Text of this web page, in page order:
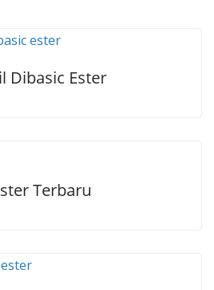
Dibasic Ester
Terbaru